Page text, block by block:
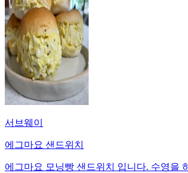
서브웨이
에그마요 샌드위치
에그마요 모닝빵 샌드위치 입니다. 수영을